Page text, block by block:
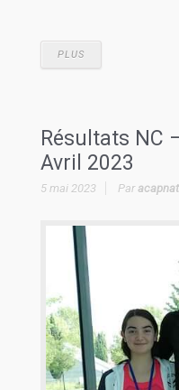
PLUS
Résultats NC
Avril 2023
5 mai 2023 Par